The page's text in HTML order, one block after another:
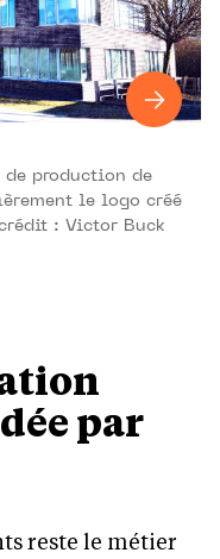
de production de
le logo créé
: Victor Buck
par
reste le métier